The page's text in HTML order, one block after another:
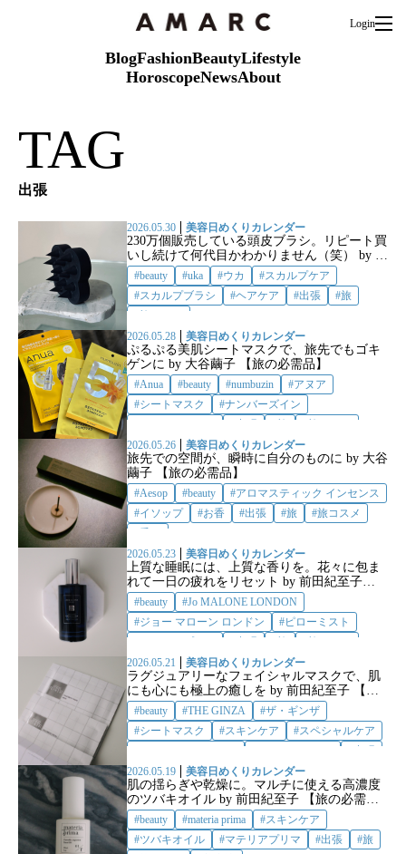
BlogFashionBeautyLifestyle
HoroscopeNewsAbout
Login
TAG
出張
2026.05.30 美容日めくりカレンダー
230万個販売している頭皮ブラシ。リピート買
いし続けて何代目かわかりません（笑） by 大
谷繭子 【旅の必需品】
beauty uka ウカ
スカルプケア
スカルプブラシ
ヘアケア 出張
旅
2026.05.28
美容日めくりカレンダー
ぷるぷる美肌シートマスクで、旅先でもゴキ
ゲンに by 大谷繭子 【旅の必需品】
Anua beauty numbuzin
アヌア
シートマスク
ナンバーズイン
2026.05.26
美容日めくりカレンダー
旅先での空間が、瞬時に自分のものに by 大谷
繭子 【旅の必需品】
Aesop beauty
アロマスティック インセンス
イソップ
お香 出張 旅
旅コスメ
2026.05.23
美容日めくりカレンダー
上質な睡眠には、上質な香りを。花々に包ま
れて一日の疲れをリセット by 前田紀至子
【旅の必需品】
beauty
Jo MALONE LONDON
ジョー マローン ロンドン
ピローミスト
眠活
睡眠
2026.05.21 美容日めくりカレンダー
ラグジュアリーなフェイシャルマスクで、肌
にも心にも極上の癒しを by 前田紀至子 【旅
の必需品】
beauty THE GINZA
ザ・ギンザ
シートマスク
スキンケア
スペシャルケア
旅
旅コスメ
2026.05.19 美容日めくりカレンダー
肌の揺らぎや乾燥に。マルチに使える高濃度
のツバキオイル by 前田紀至子 【旅の必需
品】beauty materia prima
スキンケア
ツバキオイル
マテリアプリマ 出張
旅